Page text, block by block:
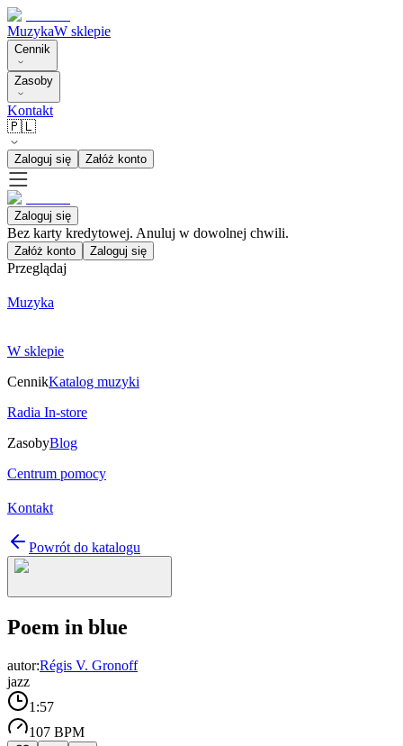
MuzykaW sklepie
Cennik
Zasoby
Kontakt
🇵🇱
Zaloguj się Załóż konto
Zaloguj się
Bez karty kredytowej. Anuluj w dowolnej chwili.
Załóż konto Zaloguj się
Przeglądaj
Muzyka
W sklepie
CennikKatalog muzyki
Radia In-store
ZasobyBlog
Centrum pomocy
Kontakt
Powrót do katalogu
Poem in blue
autor:Régis V. Gronoff
jazz
1:57
107 BPM